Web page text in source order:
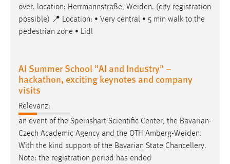
over. location: Herrmannstraße, Weiden. (city registration
possible) 📍 Location: • Very central • 5 min walk to the
pedestrian zone • Lidl
AI Summer School "AI and Industry" –
hackathon, exciting keynotes and company
visits
Relevanz:
an event of the Speinshart Scientific Center, the Bavarian-
Czech Academic Agency and the OTH Amberg-Weiden.
With the kind support of the Bavarian State Chancellery.
Note: the registration period has ended
STATISTIK
Statistik Cookies erfassen Informationen anonym.
Matomo
Name:
_pk_ref, _pk_cvar, _pk_id, _pk_ses
Zweck:
Zugriffsstatistik
Cookie Laufzeit: